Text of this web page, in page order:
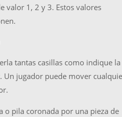
valor 1, 2 y 3. Estos valores
tantas casillas como indique la
Un jugador puede mover
o pila coronada por una pieza de